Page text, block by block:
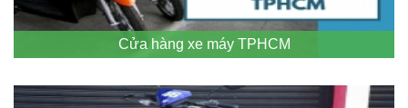
Cửa hàng xe máy TPHCM